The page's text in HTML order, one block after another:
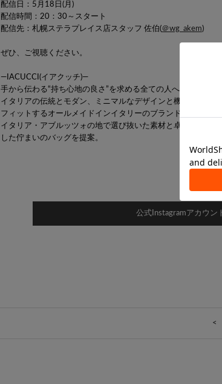
配信日：5月18日(月)
配信時間：20：30～スタート
配信先：札幌ステラプレイス店スタッフ 佐伯(＠wg_akem)
ぜひ、ご視聴ください。
―IACUCCI(イアクッチ)―
手から伝わる“持ち心地の良さ”を求める全ての人へ。
イタリアの伝統とモダン、ミニマルなデザインと機能性、相
フィットするオールメイドインイタリーのブランド。
イタリア・アブルッツォの地で選び抜いた素材と卓越した職
した佇まいのバッグを提案。
公式Instagramアカウン
<